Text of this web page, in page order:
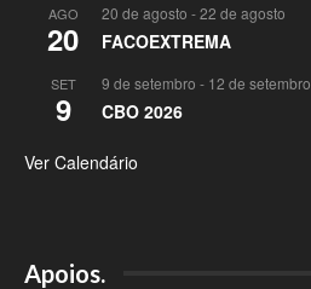
AGO
20
20 de agosto -22 de agosto
FACOEXTREMA
SET
9
9 de setembro - 12 de setembro
CBO 2026
Ver Calendário
Apoios.